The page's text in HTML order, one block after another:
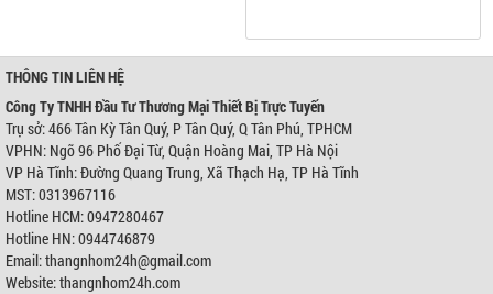
THÔNG TIN LIÊN HỆ
Công Ty TNHH Đầu Tư Thương Mại Thiết Bị Trực Tuyến
Trụ sở: 466 Tân Kỳ Tân Quý, P Tân Quý, Q Tân Phú, TPHCM
VPHN: Ngõ 96 Phố Đại Từ, Quận Hoàng Mai, TP Hà Nội
VP Hà Tĩnh: Đường Quang Trung, Xã Thạch Hạ, TP Hà Tĩnh
MST: 0313967116
Hotline HCM: 0947280467
Hotline HN: 0944746879
Email: thangnhom24h@gmail.com
Website: thangnhom24h.com